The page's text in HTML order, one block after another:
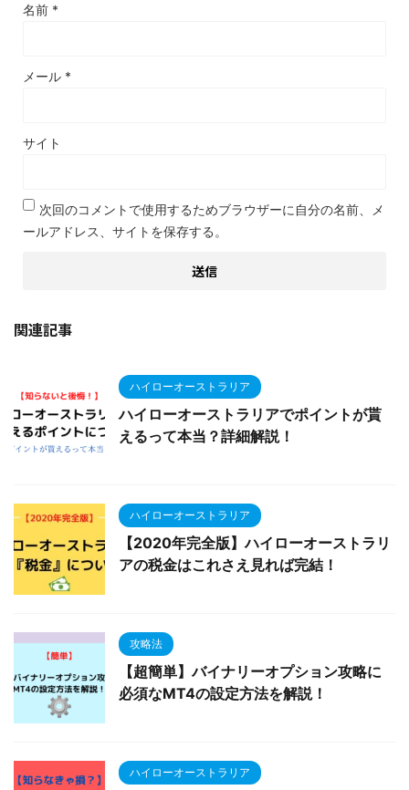
名前 *
メール *
サイト
次回のコメントで使用するためブラウザーに自分の名前、メ
ールアドレス、サイトを保存する。
関連記事
ハイローオーストラリア
ハイローオーストラリアでポイントが貰
えるって本当？詳細解説！
ハイローオーストラリア
【2020年完全版】ハイローオーストラリ
アの税金はこれさえ見れば完結！
攻略法
【超簡単】バイナリーオプション攻略に
必須なMT4の設定方法を解説！
ハイローオーストラリア